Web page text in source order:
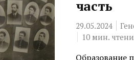
часть
29.05.2024
10 мин.
Образование